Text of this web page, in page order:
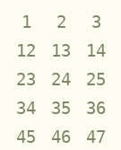
1 2 3
12
13 14
23
24 25
34
35 36
45
46 47